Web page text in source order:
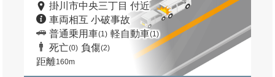
掛川市中央三丁目 付近
車両相互 小破事故
普通乗用車(1) 軽自動車(1)
死亡(0) 負傷(2)
距離160m